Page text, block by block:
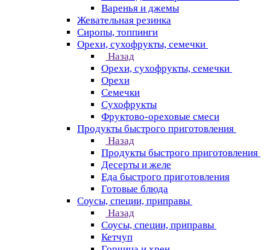
Варенья и джемы
Жевательная резинка
Сиропы, топпинги
Орехи, сухофрукты, семечки
Назад
Орехи, сухофрукты, семечки
Орехи
Семечки
Сухофрукты
Фруктово-ореховые смеси
Продукты быстрого приготовления
Назад
Продукты быстрого приготовления
Десерты и желе
Еда быстрого приготовления
Готовые блюда
Соусы, специи, приправы
Назад
Соусы, специи, приправы
Кетчуп